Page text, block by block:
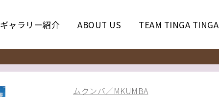
ギャラリー紹介 ABOUT US TEAM TINGA TINGA
ムクンバ／MKUMBA